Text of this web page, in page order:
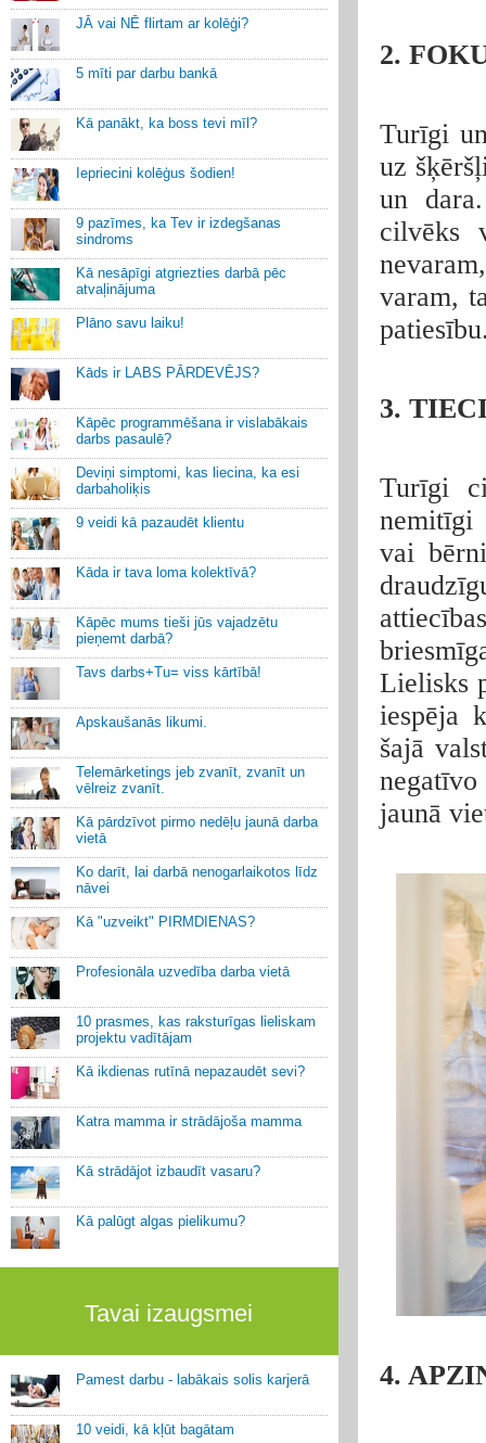
JĀ vai NĒ flirtam ar kolēģi?
5 mīti par darbu bankā
Kā panākt, ka boss tevi mīl?
Iepriecini kolēģus šodien!
9 pazīmes, ka Tev ir izdegšanas
sindroms
Kā nesāpīgi atgriezties darbā pēc
atvaļinājuma
Plāno savu laiku!
Kāds ir LABS PĀRDEVĒJS?
Kāpēc programmēšana ir vislabākais
darbs pasaulē?
Deviņi simptomi, kas liecina, ka esi
darbaholiķis
9 veidi kā pazaudēt klientu
Kāda ir tava loma kolektīvā?
Kāpēc mums tieši jūs vajadzētu
pieņemt darbā?
Tavs darbs+Tu= viss kārtībā!
Apskaušanās likumi.
Telemārketings jeb zvanīt, zvanīt un
vēlreiz zvanīt.
Kā pārdzīvot pirmo nedēļu jaunā darba
vietā
Ko darīt, lai darbā nenogarlaikotos līdz
nāvei
Kā "uzveikt" PIRMDIENAS?
Profesionāla uzvedība darba vietā
10 prasmes, kas raksturīgas lieliskam
projektu vadītājam
Kā ikdienas rutīnā nepazaudēt sevi?
Katra mamma ir strādājoša mamma
Kā strādājot izbaudīt vasaru?
Kā palūgt algas pielikumu?
Tavai izaugsmei
Pamest darbu - labākais solis karjerā
10 veidi, kā kļūt bagātam
2.
Turīgi
uz
un
cilvēks
varam,
3.
Turīgi
nemitīgi
vai
Lielisks
iespēja
šajā
jaunā
4.